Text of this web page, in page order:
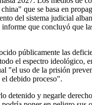
que se basa en
del sistema judicial
que concluyó que
públicamente las
el espectro
"el uso de la prisión
el debido proceso".
detenido y negarle